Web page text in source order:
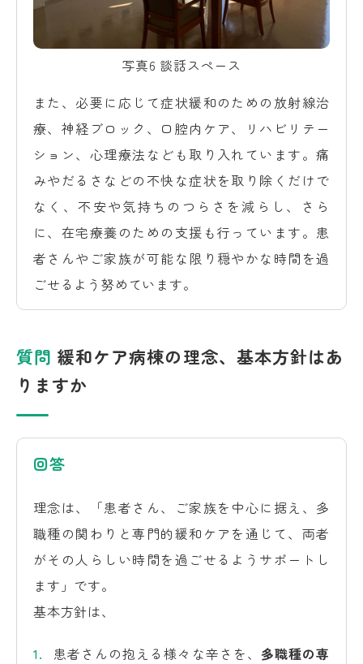
写真6 談話スペース
また、必要に応じて症状緩和のための放射線治
療、神経ブロック、口腔内ケア、リハビリテー
ション、心理療法なども取り入れています。痛
みやだるさなどの不快な症状を取り除くだけで
なく、不安や気持ちのつらさを減らし、さら
に、在宅療養のための支援も行っています。患
者さんやご家族が可能な限り穏やかな時間を過
ごせるよう努めています。
質問 緩和ケア病棟の理念、基本方針はあ
りますか
回答
理念は、「患者さん、ご家族を中心に据え、多
職種の関わりと専門的緩和ケアを通じて、両者
がその人らしい時間を過ごせるようサポートし
ます」です。
基本方針は、
患者さんの抱える様々な辛さを、 多職種の専